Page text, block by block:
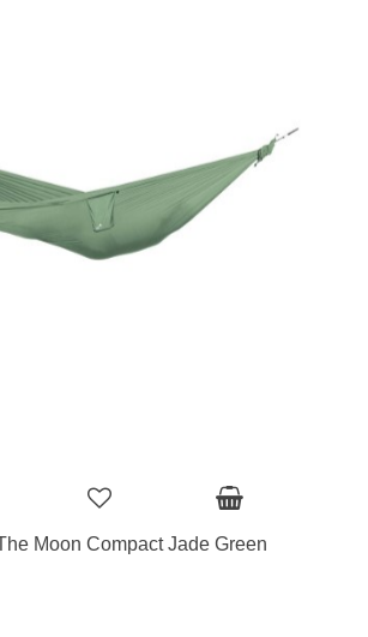
Moon Compact Jade Green